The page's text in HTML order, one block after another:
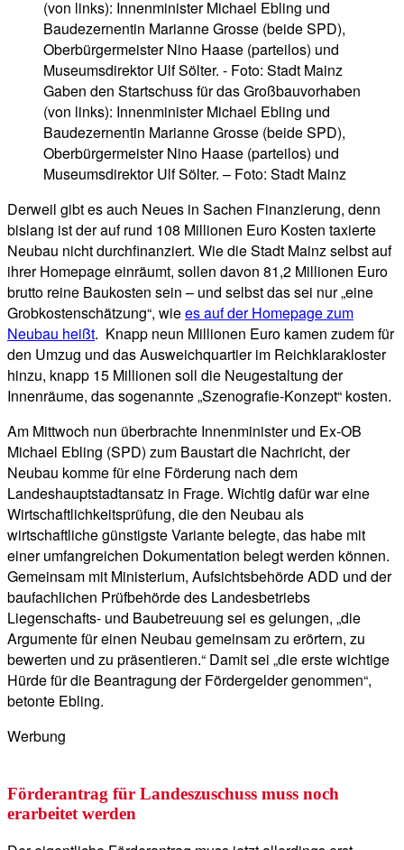
Gaben den Startschuss für das Großbauvorhaben
(von links): Innenminister Michael Ebling und
Baudezernentin Marianne Grosse (beide SPD),
Oberbürgermeister Nino Haase (parteilos) und
Museumsdirektor Ulf Sölter. – Foto: Stadt Mainz
Derweil gibt es auch Neues in Sachen Finanzierung, denn
bislang ist der auf rund 108 Millionen Euro Kosten taxierte
Neubau nicht durchfinanziert. Wie die Stadt Mainz selbst auf
ihrer Homepage einräumt, sollen davon 81,2 Millionen Euro
brutto reine Baukosten sein – und selbst das sei nur „eine
Grobkostenschätzung“, wiees auf der Homepage zum
Neubau heißt. Knapp neun Millionen Euro kamen zudem für
den Umzug und das Ausweichquartier im Reichklarakloster
hinzu, knapp 15 Millionen soll die Neugestaltung der
Innenräume, das sogenannte „Szenografie-Konzept“ kosten.
Am Mittwoch nun überbrachte Innenminister und Ex-OB
Michael Ebling (SPD) zum Baustart die Nachricht, der
Neubau komme für eine Förderung nach dem
Landeshauptstadtansatz in Frage. Wichtig dafür war eine
Wirtschaftlichkeitsprüfung, die den Neubau als
wirtschaftliche günstigste Variante belegte, das habe mit
einer umfangreichen Dokumentation belegt werden können.
Gemeinsam mit Ministerium, Aufsichtsbehörde ADD und der
baufachlichen Prüfbehörde des Landesbetriebs
Liegenschafts- und Baubetreuung sei es gelungen, „die
Argumente für einen Neubau gemeinsam zu erörtern, zu
bewerten und zu präsentieren.“ Damit sei „die erste wichtige
Hürde für die Beantragung der Fördergelder genommen“,
betonte Ebling.
Werbung
Förderantrag für Landeszuschuss muss noch
erarbeitet werden